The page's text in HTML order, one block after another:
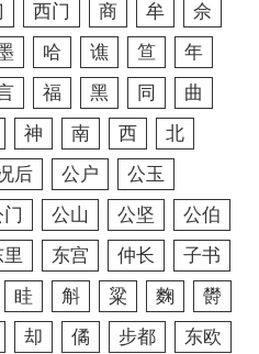
西门 商 牟
佘
哈 谯 笪
年
福 黑 同
曲
神 南 西
北
后 公户
公玉
公山 公坚
公伯
里 东宫 仲长
子书
眭 斛 粱 麴
欎
却 僪 步都
东欧